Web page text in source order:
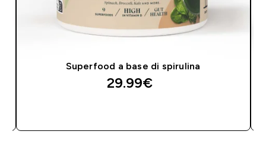
Superfood a base di spirulina
29.99€‎